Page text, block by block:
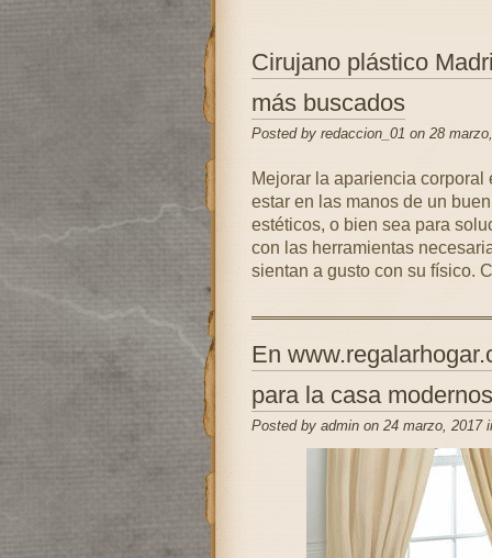
Cirujano plástico
más buscados
Posted by redaccion_01 on 28
Mejorar la apariencia
estar en las manos de un
estéticos, o bien sea para
con las herramientas
sientan a gusto con su físico.
En
para la casa
Posted by admin on 24 marzo, 2017